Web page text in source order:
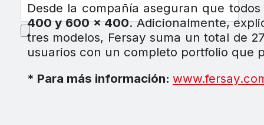
Desde la compañía aseguran que
400 y 600 x 400. Adicionalmente,
tres modelos, Fersay suma un total de
usuarios con un completo portfolio que
* Para más información: